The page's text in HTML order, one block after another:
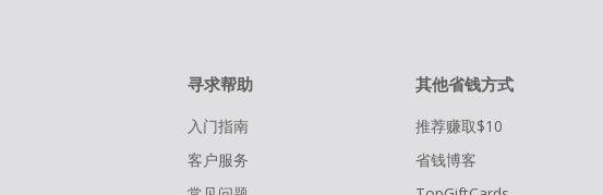
寻求帮助
入门指南
客户服务
其他省钱方式
推荐赚取$10
省钱博客